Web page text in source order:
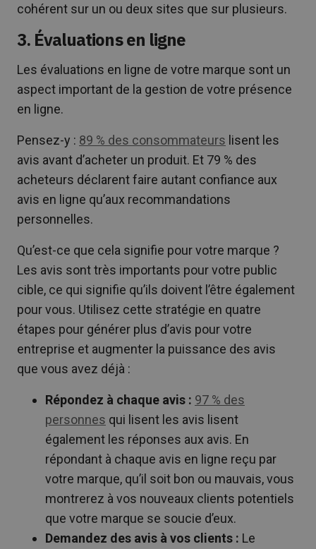
cohérent sur un ou deux sites que sur plusieurs.
3. Évaluations en ligne
Les évaluations en ligne de votre marque sont un
aspect important de la gestion de votre présence
en ligne.
Pensez-y : 89 % des consommateurs lisent les
avis avant d’acheter un produit. Et 79 % des
acheteurs déclarent faire autant confiance aux
avis en ligne qu’aux recommandations
personnelles.
Qu’est-ce que cela signifie pour votre marque ?
Les avis sont très importants pour votre public
cible, ce qui signifie qu’ils doivent l’être également
pour vous. Utilisez cette stratégie en quatre
étapes pour générer plus d’avis pour votre
entreprise et augmenter la puissance des avis
que vous avez déjà :
Répondez à chaque avis : 97 % des
personnes qui lisent les avis lisent
également les réponses aux avis. En
répondant à chaque avis en ligne reçu par
votre marque, qu’il soit bon ou mauvais, vous
montrerez à vos nouveaux clients potentiels
que votre marque se soucie d’eux.
Demandez des avis à vos clients : Le